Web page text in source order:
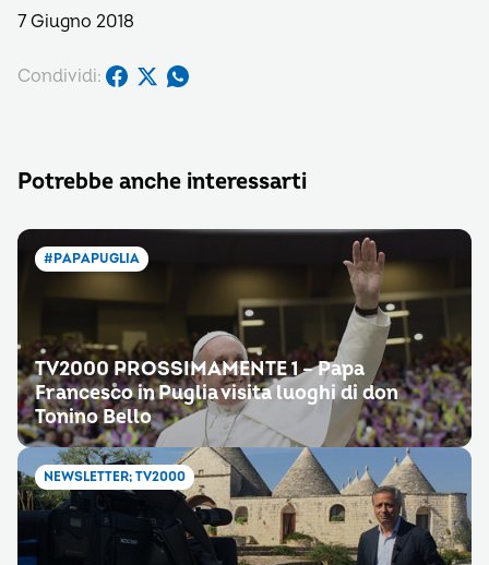
7 Giugno 2018
Condividi:
Potrebbe anche interessarti
#PAPAPUGLIA
TV2000 PROSSIMAMENTE 1 – Papa
Francesco in Puglia visita luoghi di don
Tonino Bello
NEWSLETTER; TV2000